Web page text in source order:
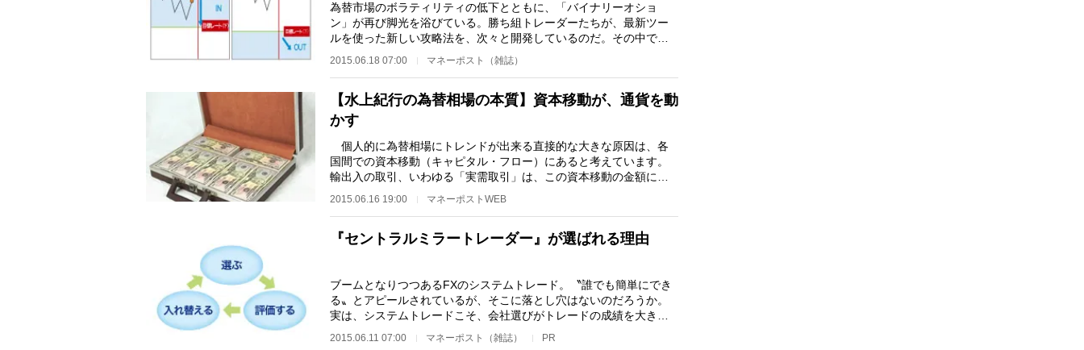
為替市場のボラティリティの低下とともに、「バイナリーオショ
ン」が再び脚光を浴びている。勝ち組トレーダーたちが、最新ツー
ルを使った新しい攻略法を、次々と開発しているのだ。その中で
も、スキャルピングトレ…
2015.06.18 07:00 マネーポスト（雑誌）
【水上紀行の為替相場の本質】資本移動が、通貨を動
かす
個人的に為替相場にトレンドが出来る直接的な大きな原因は、各
国間での資本移動（キャピタル・フロー）にあると考えています。
輸出入の取引、いわゆる「実需取引」は、この資本移動の金額に比
2015.06.16 19:00 マネーポストWEB
『セントラルミラートレーダー』が選ばれる理由
ブームとなりつつあるFXのシステムトレード。〝誰でも簡単にでき
る〟とアピールされているが、そこに落とし穴はないのだろうか。
実は、システムトレードこそ、会社選びがトレードの成績を大きく
2015.06.11 07:00 マネーポスト（雑誌） PR